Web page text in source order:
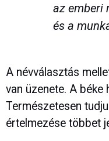
az emberi
és a
A névválasztás
van üzenete. A béke
Természetesen
értelmezése többet